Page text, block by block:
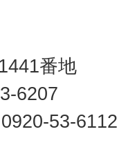
番地
6207
53-6112